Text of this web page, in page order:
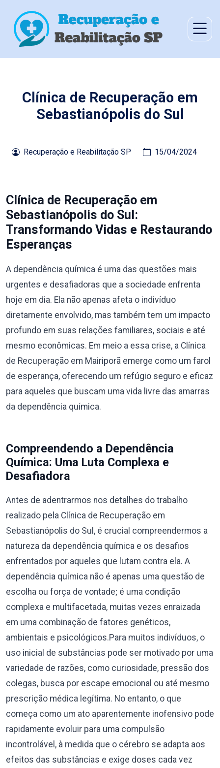
Clínica de Recuperação em
Sebastianópolis do Sul
Recuperação e Reabilitação SP 15/04/2024
Clínica de Recuperação em
Sebastianópolis do Sul:
Transformando Vidas e Restaurando
Esperanças
A dependência química é uma das questões mais
urgentes e desafiadoras que a sociedade enfrenta
hoje em dia. Ela não apenas afeta o indivíduo
diretamente envolvido, mas também tem um impacto
profundo em suas relações familiares, sociais e até
mesmo econômicas. Em meio a essa crise, a Clínica
de Recuperação em Mairiporã emerge como um farol
de esperança, oferecendo um refúgio seguro e eficaz
para aqueles que buscam uma vida livre das amarras
da dependência química.
Compreendendo a Dependência
Química: Uma Luta Complexa e
Desafiadora
Antes de adentrarmos nos detalhes do trabalho
realizado pela Clínica de Recuperação em
Sebastianópolis do Sul, é crucial compreendermos a
natureza da dependência química e os desafios
enfrentados por aqueles que lutam contra ela. A
dependência química não é apenas uma questão de
escolha ou força de vontade; é uma condição
complexa e multifacetada, muitas vezes enraizada
em uma combinação de fatores genéticos,
ambientais e psicológicos.Para muitos indivíduos, o
uso inicial de substâncias pode ser motivado por uma
variedade de razões, como curiosidade, pressão dos
colegas, busca por escape emocional ou até mesmo
prescrição médica legítima. No entanto, o que
começa como um ato aparentemente inofensivo pode
rapidamente evoluir para uma compulsão
incontrolável, à medida que o cérebro se adapta aos
efeitos das substâncias e exige doses cada vez